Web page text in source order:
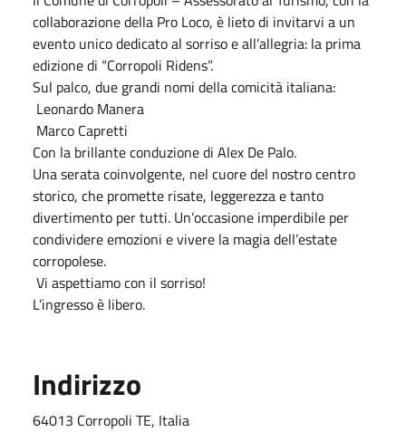
collaborazione della Pro Loco, è lieto di invitarvi a un
evento unico dedicato al sorriso e all’allegria: la prima
edizione di “Corropoli Ridens”.
Sul palco, due grandi nomi della comicità italiana:
Leonardo Manera
Marco Capretti
Con la brillante conduzione di Alex De Palo.
Una serata coinvolgente, nel cuore del nostro centro
storico, che promette risate, leggerezza e tanto
divertimento per tutti. Un’occasione imperdibile per
condividere emozioni e vivere la magia dell’estate
corropolese.
Vi aspettiamo con il sorriso!
L’ingresso è libero.
Indirizzo
64013 Corropoli TE, Italia